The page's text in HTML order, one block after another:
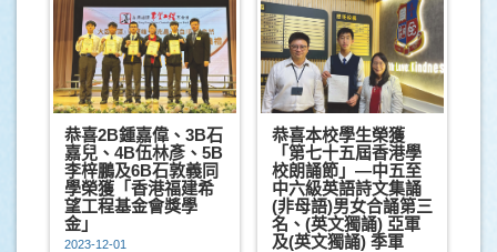
恭喜2B鍾嘉偉、3B石
嘉兒、4B伍林彥、5B
李梓鵬及6B石敦義同
學榮獲「香港福建希
望工程基金會獎學
金」
2023-12-01
恭喜本校學生榮獲
「第七十五屆香港學
校朗誦節」—中五至
中六級英語詩文集誦
(非母語)男女合誦第三
名、(英文獨誦) 亞軍
及(英文獨誦) 季軍